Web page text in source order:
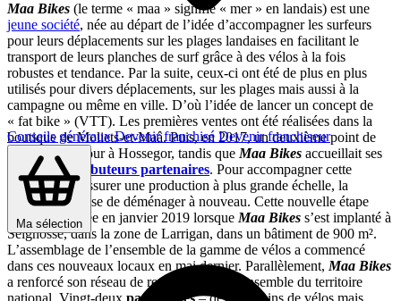
Conseils générauxDevenir franchisé Devenir franchiseur
Ma sélection
Maa Bikes (le terme « maa » signifie « mer » en landais) est une
jeune société, née au départ de l’idée d’accompagner les surfeurs
pour leurs déplacements sur les plages landaises en facilitant le
transport de leurs planches de surf grâce à des vélos à la fois
robustes et tendance. Par la suite, ceux-ci ont été de plus en plus
utilisés pour divers déplacements, sur les plages mais aussi à la
campagne ou même en ville. D’où l’idée de lancer un concept de
« fat bike » (VTT). Les premières ventes ont été réalisées dans la
boutique de Moliets-et-Maâ. Puis, en 2017, un deuxième point de
vente a vu le jour à Hossegor, tandis queMaa Bikes accueillait ses
premiersdistributeurs partenaires. Pour accompagner cette
expansion et assurer une production à plus grande échelle, la
décision est prise de déménager à nouveau. Cette nouvelle étape
s’est concrétisée en janvier 2019 lorsqueMaa Bikes s’est implanté à
Seignosse, dans la zone de Larrigan, dans un bâtiment de 900 m².
L’assemblage de l’ensemble de la gamme de vélos a commencé
dans ces nouveaux locaux en mai dernier. Parallèlement,Maa Bikes
a renforcé son réseau de revendeurs sur l’ensemble du territoire